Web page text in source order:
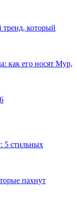
который
как его носят Мур,
5 стильных
пахнут